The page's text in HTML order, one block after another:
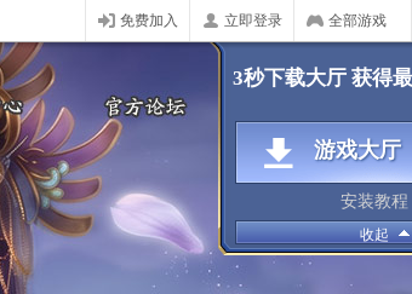
免费加入 立即登录 全部游戏
3秒下载大厅 获得
游戏大厅
安装教程
收起